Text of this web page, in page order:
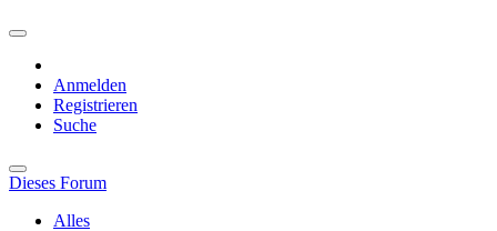
Anmelden
Registrieren
Suche
Dieses Forum
Alles